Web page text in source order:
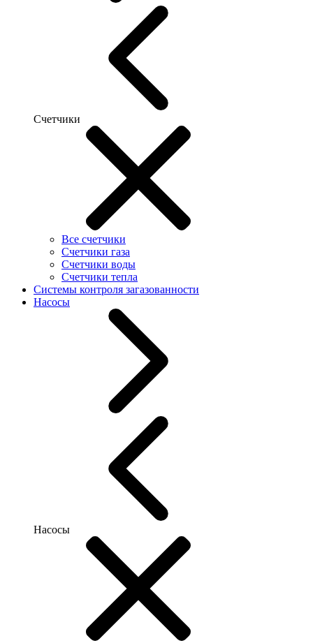
Счетчики
Все счетчики
Счетчики газа
Счетчики воды
Счетчики тепла
Системы контроля загазованности
Насосы
Насосы